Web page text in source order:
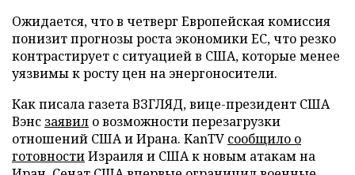
Ожидается, что в четверг Европейская комиссия
понизит прогнозы роста экономики ЕС, что резко
контрастирует с ситуацией в США, которые менее
уязвимы к росту цен на энергоносители.
Как писала газета ВЗГЛЯД, вице-президент США
Вэнс заявил о возможности перезагрузки
отношений США и Ирана. KanTV сообщило о
готовностиИзраиля и США к новым атакам на